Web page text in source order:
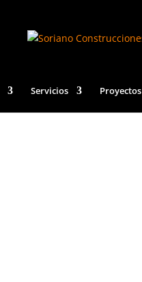
Servicios Proyectos